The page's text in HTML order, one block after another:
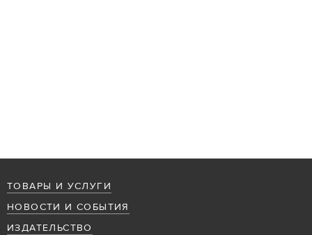
ТОВАРЫ И УСЛУГИ
НОВОСТИ И СОБЫТИЯ
ИЗДАТЕЛЬСТВО